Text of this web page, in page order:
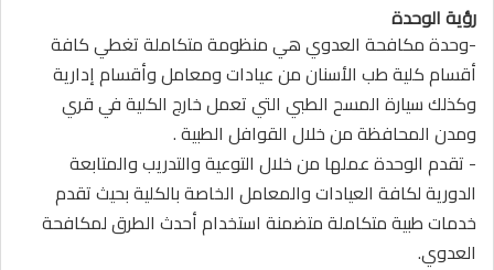
رؤية الوحدة
-وحدة مكافحة العدوي هي منظومة متكاملة تغطي كافة
أقسام كلية طب الأسنان من عيادات ومعامل وأقسام إدارية
وكذلك سيارة المسح الطبي التي تعمل خارج الكلية في قري
ومدن المحافظة من خلال القوافل الطبية .
- تقدم الوحدة عملها من خلال التوعية والتدريب والمتابعة
الدورية لكافة العيادات والمعامل الخاصة بالكلية بحيث تقدم
خدمات طبية متكاملة متضمنة استخدام أحدث الطرق لمكافحة
العدوي.